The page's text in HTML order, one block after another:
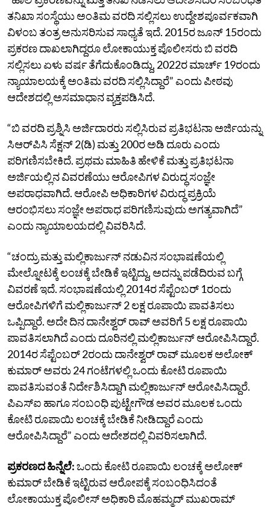
ತನಿಖಾ ಸಂಸ್ಥೆಯು ಅಂತಿಮ ವರದಿ ಸಲ್ಲಿಸಲು ಉದ್ದೇಶಪೂರ್ವಕವಾಗಿ
ವಿಳಂಬ ತಂತ್ರ ಅನುಸರಿಸುವ ಸಾಧ್ಯತೆ ಇದೆ. 2015ರ ಜೂನ್‌ 15ರಂದು
ಪ್ರಕರಣ ದಾಖಲಾಗಿದ್ದರೂ ಲೋಕಾಯುಕ್ತ ಪೊಲೀಸರು ಬಿ ವರದಿ
ಸಲ್ಲಿಸಲು ಏಳು ವರ್ಷ ತೆಗೆದುಕೊಂಡಿದ್ದು, 2022ರ ಮಾರ್ಚ್‌ 19ರಂದು
ನ್ಯಾಯಾಲಯಕ್ಕೆ ಅಂತಿಮ ವರದಿ ಸಲ್ಲಿಸಿದ್ದಾರೆ” ಎಂದು ಪೀಠವು
ಆದೇಶದಲ್ಲಿ ಅಸಮಾಧಾನ ವ್ಯಕ್ತಪಡಿಸಿದೆ.
“ಬಿ ವರದಿ ಪ್ರಶ್ನಿಸಿ ಅರ್ಜಿದಾರರು ಸಲ್ಲಿಸಿರುವ ಪ್ರತಿಭಟನಾ ಅರ್ಜಿಯನ್ನು
ಸಿಆರ್‌ಪಿಸಿ ಸೆಕ್ಷನ್‌ 2(ಡಿ) ಮತ್ತು 200ರ ಅಡಿ ದೂರು ಎಂದು
ಪರಿಗಣಿಸಬೇಕಿದೆ. ಪ್ರಥಮ ಮಾಹಿತಿ ಹೇಳಿಕೆ ಮತ್ತು ಪ್ರತಿಭಟನಾ
ಅರ್ಜಿಯಲ್ಲಿನ ವಿವರಣೆಯು ಆರೋಪಿಗಳ ವಿರುದ್ಧ ಸಂಜ್ಞೇ
ಅಪರಾಧವಾಗಿದೆ. ಆರೋಪಿ ಅಧಿಕಾರಿಗಳ ವಿರುದ್ಧ ಪ್ರಕ್ರಿಯೆ
ಆರಂಭಿಸಲು ಸಂಜ್ಞೇ ಅಪರಾಧ ಪರಿಗಣಿಸುವುದು ಅಗತ್ಯವಾಗಿದೆ”
ಎಂದು ನ್ಯಾಯಾಲಯದಲ್ಲಿ ವಿವರಿಸಿದೆ.
“ಚಂದ್ರು ಮತ್ತು ಮಲ್ಲಿಕಾರ್ಜುನ್‌ ನಡುವಿನ ಸಂಭಾಷಣೆಯಲ್ಲಿ
ಮೇಲ್ನೋಟಕ್ಕೆ ಲಂಚಕ್ಕೆ ಬೇಡಿಕೆ ಇಟ್ಟಿದ್ದು, ಅದನ್ನು ಪಡೆದಿರುವ ಬಗ್ಗೆ
ವಿವರಣೆ ಇದೆ. ಸಂಭಾಷಣೆಯಲ್ಲಿ 2014ರ ಸೆಪ್ಟೆಂಬರ್‌ 1ರಂದು
ಆರೋಪಿಗಳಿಗೆ ಮಲ್ಲಿಕಾರ್ಜುನ್‌ 2 ಲಕ್ಷ ರೂಪಾಯಿ ಪಾವತಿಸಲು
ಒಪ್ಪಿದ್ದಾರೆ. ಅದೇ ದಿನ ದಾನೇಶ್ವರ್‌ ರಾವ್‌ ಅವರಿಗೆ 5 ಲಕ್ಷ ರೂಪಾಯಿ
ಪಾವತಿಸಲಾಗಿದೆ ಎಂದು ದೂರಿನಲ್ಲಿ ಮಲ್ಲಿಕಾರ್ಜುನ್‌ ಆರೋಪಿಸಿದ್ದಾರೆ.
2014ರ ಸೆಪ್ಟೆಂಬರ್‌ 2ರಂದು ದಾನೇಶ್ವರ್‌ ರಾವ್‌ ಮೂಲಕ ಅಲೋಕ್‌
ಕುಮಾರ್‌ ಅವರು 24 ಗಂಟೆಗಳಲ್ಲಿ ಒಂದು ಕೋಟಿ ರೂಪಾಯಿ
ಪಾವತಿಸುವಂತೆ ನಿರ್ದೇಶಿಸಿದ್ದಾಗಿ ಮಲ್ಲಿಕಾರ್ಜುನ್‌ ಆರೋಪಿಸಿದ್ದಾರೆ.
ಪಿಎಸ್‌ಐ ಹಾಗೂ ಸಂಬಂಧಿ ಪುಟ್ಟೇಗೌಡ ಅವರ ಮೂಲಕ ಒಂದು
ಕೋಟಿ ರೂಪಾಯಿ ಲಂಚಕ್ಕೆ ಬೇಡಿಕೆ ನೀಡಿದ್ದಾರೆ ಎಂದು
ಆರೋಪಿಸಿದ್ದಾರೆ” ಎಂದು ಆದೇಶದಲ್ಲಿ ವಿವರಿಸಲಾಗಿದೆ.
ಪ್ರಕರಣದ ಹಿನ್ನೆಲೆ:ಒಂದು ಕೋಟಿ ರೂಪಾಯಿ ಲಂಚಕ್ಕೆ ಅಲೋಕ್‌
ಕುಮಾರ್‌ ಬೇಡಿಕೆ ಇಟ್ಟಿರುವ ಆರೋಪಕ್ಕೆ ಸಂಬಂಧಿಸಿದಂತೆ
ಲೋಕಾಯುಕ್ತ ಪೊಲೀಸ್‌ ಅಧಿಕಾರಿ ಮೊಹಮ್ಮದ್‌ ಮುಖರಾಮ್‌